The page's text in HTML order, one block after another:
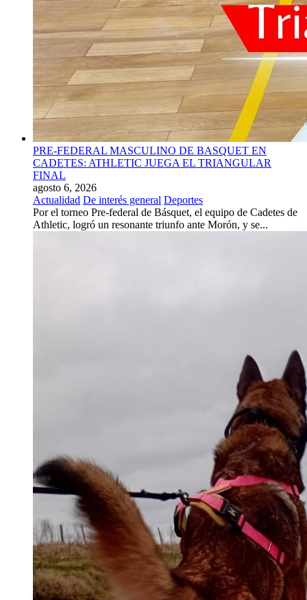
PRE-FEDERAL MASCULINO DE BASQUET EN
CADETES: ATHLETIC JUEGA EL TRIANGULAR
FINAL
agosto 6, 2026
Actualidad De interés general Deportes
Por el torneo Pre-federal de Básquet, el equipo de Cadetes de
Athletic, logró un resonante triunfo ante Morón, y se...